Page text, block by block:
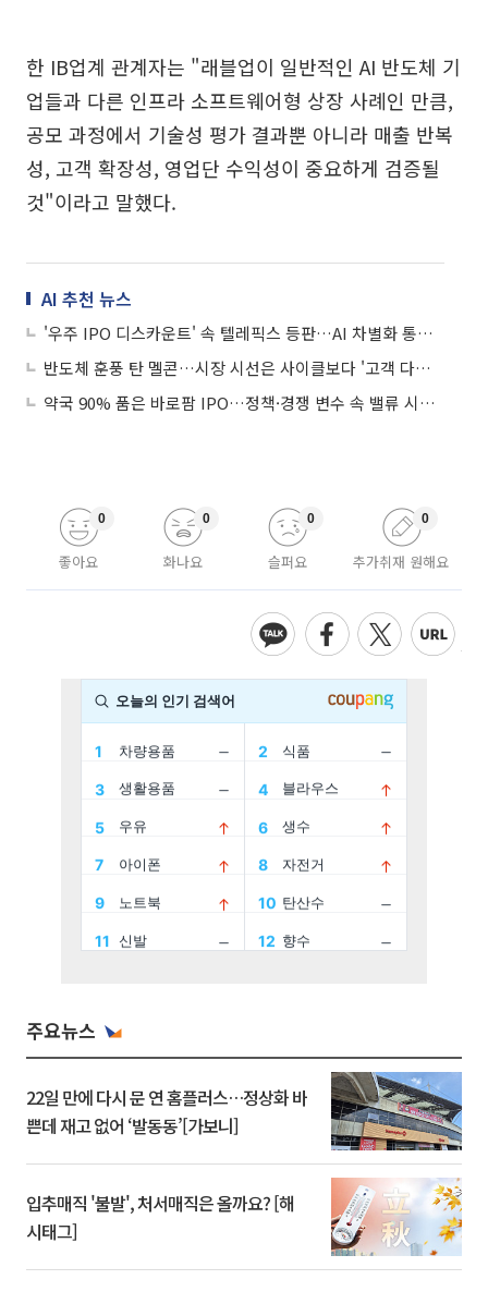
한 IB업계 관계자는 "래블업이 일반적인 AI 반도체 기
업들과 다른 인프라 소프트웨어형 상장 사례인 만큼,
공모 과정에서 기술성 평가 결과뿐 아니라 매출 반복
성, 고객 확장성, 영업단 수익성이 중요하게 검증될
것"이라고 말했다.
AI 추천 뉴스
'우주 IPO 디스카운트' 속 텔레픽스 등판…AI 차별화 통할까
반도체 훈풍 탄 멜콘…시장 시선은 사이클보다 '고객 다변화'
약국 90% 품은 바로팜 IPO…정책·경쟁 변수 속 밸류 시험대
좋아요
0
화나요
0
슬퍼요
0
추가취재 원해요
0
주요뉴스
22일 만에 다시 문 연 홈플러스…정상화 바
쁜데 재고 없어 ‘발동동’[가보니]
입추매직 '불발', 처서매직은 올까요? [해
시태그]